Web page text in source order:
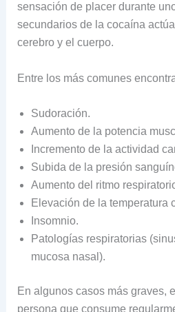
sensación de placer durante
secundarios de la cocaína
cerebro y el cuerpo.
Entre los más comunes
Sudoración.
Aumento de la potencia
Incremento de la actividad
Subida de la presión
Aumento del ritmo
Elevación de la temperatura
Insomnio.
Patologías respiratorias
mucosa nasal).
En algunos casos más graves,
persona que consume